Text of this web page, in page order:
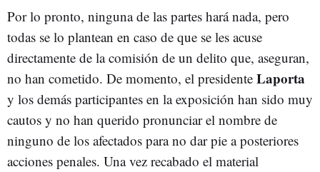
Por lo pronto, ninguna de las partes hará nada, pero
todas se lo plantean en caso de que se les acuse
directamente de la comisión de un delito que, aseguran,
no han cometido. De momento, el presidente Laporta
y los demás participantes en la exposición han sido muy
cautos y no han querido pronunciar el nombre de
ninguno de los afectados para no dar pie a posteriores
acciones penales. Una vez recabado el material